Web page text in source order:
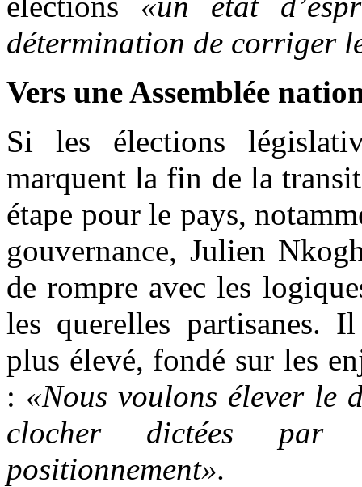
détermination de corriger
Vers une Assemblée
Si les élections
marquent la fin de la
étape pour le pays,
gouvernance, Julien
de rompre avec les
les querelles partisanes.
plus élevé, fondé sur les
: «Nous voulons élever le
clocher dictées par
positionnement».